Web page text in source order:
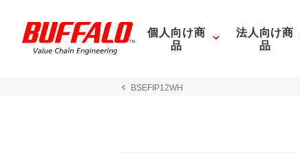
個人向け商
品
法人向け商
品
BSEFIP12WH